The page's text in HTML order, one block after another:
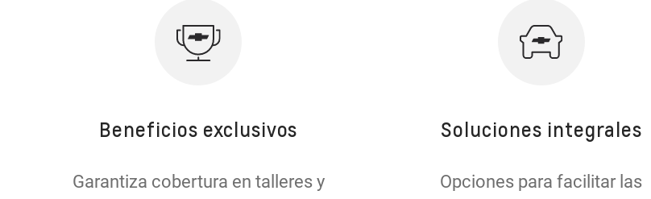
Beneficios exclusivos
Garantiza cobertura en talleres y
Soluciones integrales
Opciones para facilitar las